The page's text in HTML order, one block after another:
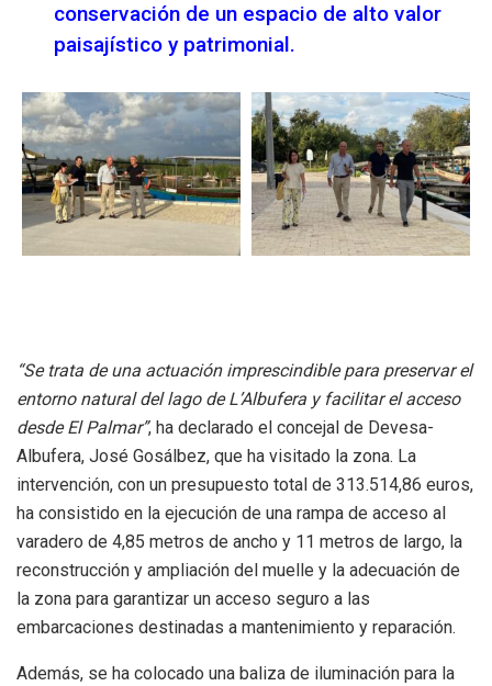
conservación de un espacio de alto valor
paisajístico y patrimonial.
“Se trata de una actuación imprescindible para preservar el
entorno natural del lago de L’Albufera y facilitar el acceso
desde El Palmar”, ha declarado el concejal de Devesa-
Albufera, José Gosálbez, que ha visitado la zona. La
intervención, con un presupuesto total de 313.514,86 euros,
ha consistido en la ejecución de una rampa de acceso al
varadero de 4,85 metros de ancho y 11 metros de largo, la
reconstrucción y ampliación del muelle y la adecuación de
la zona para garantizar un acceso seguro a las
embarcaciones destinadas a mantenimiento y reparación.
Además, se ha colocado una baliza de iluminación para la